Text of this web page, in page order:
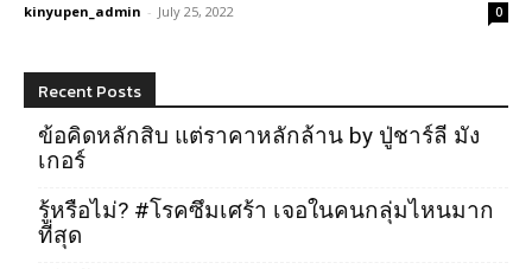
kinyupen_admin - July 25, 2022 0
Recent Posts
ข้อคิดหลักสิบ แต่ราคาหลักล้าน by ปู่ชาร์ลี มัง
เกอร์
รู้หรือไม่? #โรคซึมเศร้า เจอในคนกลุ่มไหนมาก
ที่สุด